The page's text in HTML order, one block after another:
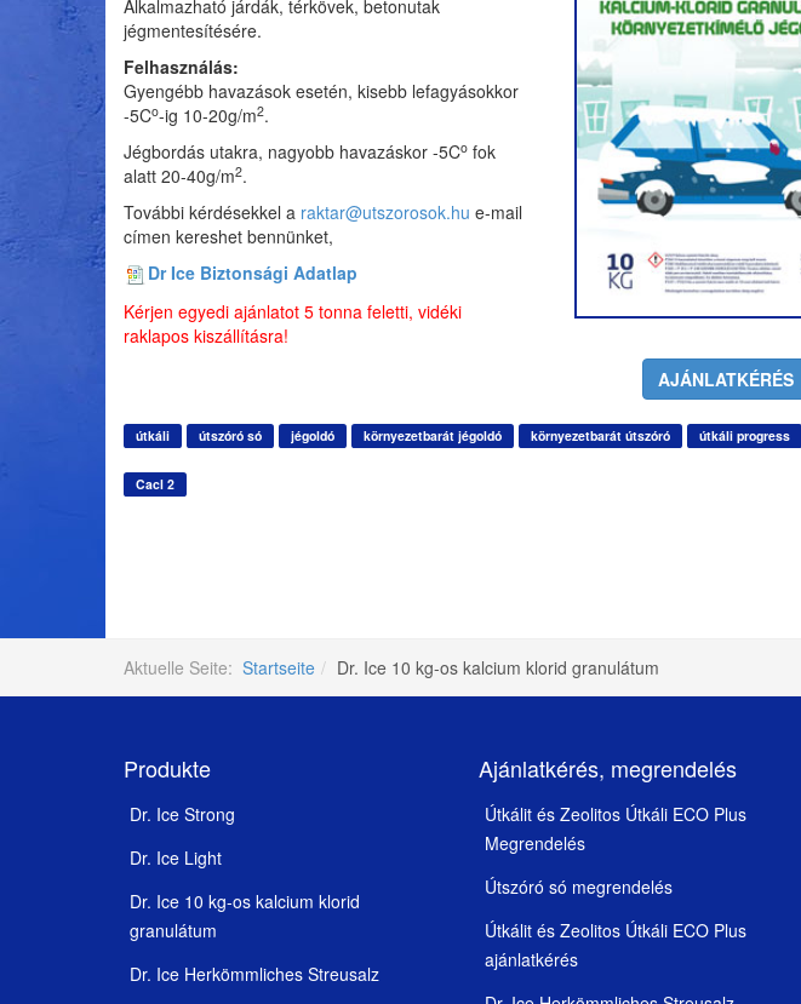
Alkalmazható járdák, térkövek, betonutak
jégmentesítésére.
Felhasználás:
Gyengébb havazások esetén, kisebb lefagyásokkor
-5Co-ig 10-20g/m2.
Jégbordás utakra, nagyobb havazáskor -5Co fok
alatt 20-40g/m2.
További kérdésekkel a raktar@utszorosok.hu e-mail
címen kereshet bennünket,
Dr Ice Biztonsági Adatlap
Kérjen egyedi ajánlatot 5 tonna feletti, vidéki
raklapos kiszállításra!
AJÁNLATKÉRÉS
útkáli útszóró só jégoldó környezetbarát jégoldó környezetbarát útszóró útkáli progress
Cacl 2
Aktuelle Seite: Startseite Dr. Ice 10 kg-os kalcium klorid granulátum
Produkte
Dr. Ice Strong
Dr. Ice Light
Dr. Ice 10 kg-os kalcium klorid
granulátum
Dr. Ice Herkömmliches Streusalz
Ajánlatkérés, megrendelés
Útkálit és Zeolitos Útkáli ECO Plus
Megrendelés
Útszóró só megrendelés
Útkálit és Zeolitos Útkáli ECO Plus
ajánlatkérés